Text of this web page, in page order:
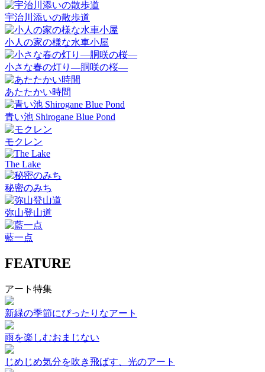
宇治川添いの散歩道
小人の家の様な水車小屋
小さな春の灯り―胴咲の桜―
あたたかい時間
青い池 Shirogane Blue Pond
モクレン
The Lake
秘密のみち
弥山登山道
藍一点
FEATURE
アート特集
新緑の季節にぴったりなアート
雨を楽しむおまじない
じめじめ気分を吹き飛ばす、光のアート